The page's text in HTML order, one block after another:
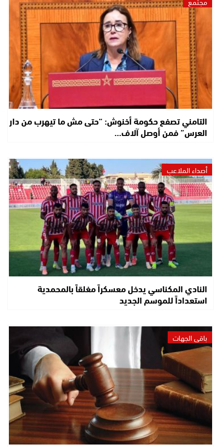
التامني تصفع حكومة أخنوش: “حتى مش ما تيهرب من دار
العرس” فمن أوصل آلاف…
أصداء الملاعب
النادي المكناسي يدخل معسكراً مغلقاً بالمحمدية
استعداداً للموسم الجديد
باقي الجهات